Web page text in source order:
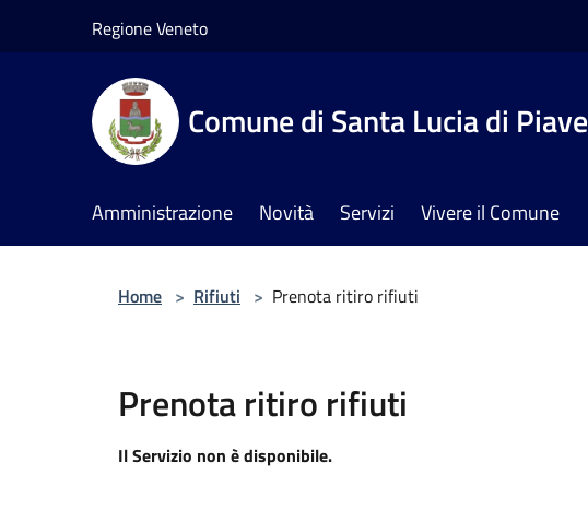
Regione Veneto
Comune di Santa Lucia di Piave
Amministrazione Novità Servizi Vivere il Comune
Home > Rifiuti > Prenota ritiro rifiuti
Prenota ritiro rifiuti
Il Servizio non è disponibile.